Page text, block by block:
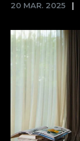
20 MAR. 2025